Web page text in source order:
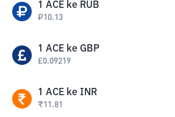
1 ACE ke RUB
₽10.13
1 ACE ke GBP
£0.09219
1 ACE ke INR
₹11.81